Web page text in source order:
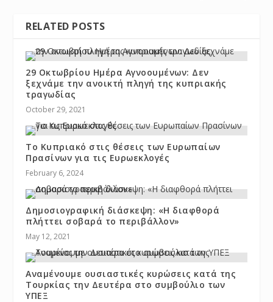
RELATED POSTS
29 Οκτωβρίου Ημέρα Αγνοουμένων: Δεν
ξεχνάμε την ανοικτή πληγή της κυπριακής
τραγωδίας
October 29, 2021
Το Κυπριακό στις θέσεις των Ευρωπαίων
Πρασίνων για τις Ευρωεκλογές
February 6, 2024
Δημοσιογραφική διάσκεψη: «Η διαφθορά
πλήττει σοβαρά το περιβάλλον»
May 12, 2021
Αναμένουμε ουσιαστικές κυρώσεις κατά της
Τουρκίας την Δευτέρα στο συμβούλιο των
ΥΠΕΞ